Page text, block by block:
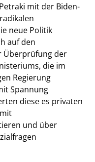
mit der Biden-
neue Politik
auf den
Überprüfung der
die im
Regierung
Spannung
diese es privaten
und über